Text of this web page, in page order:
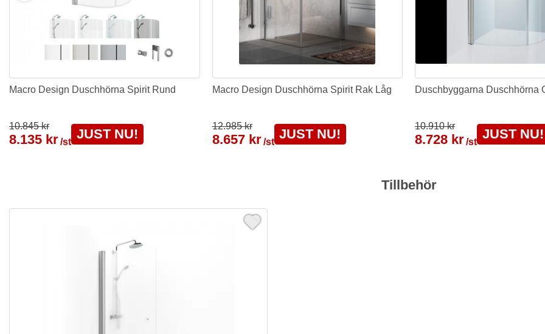
Macro Design Duschhörna Spirit Rund
10.845 kr
8.135 kr/st
JUST NU!
Macro Design Duschhörna Spirit Rak Låg
12.985 kr
8.657 kr /st
JUST NU!
Duschbyggarna Duschhörna
10.910 kr
8.728 kr/st
JUST NU!
Tillbehör